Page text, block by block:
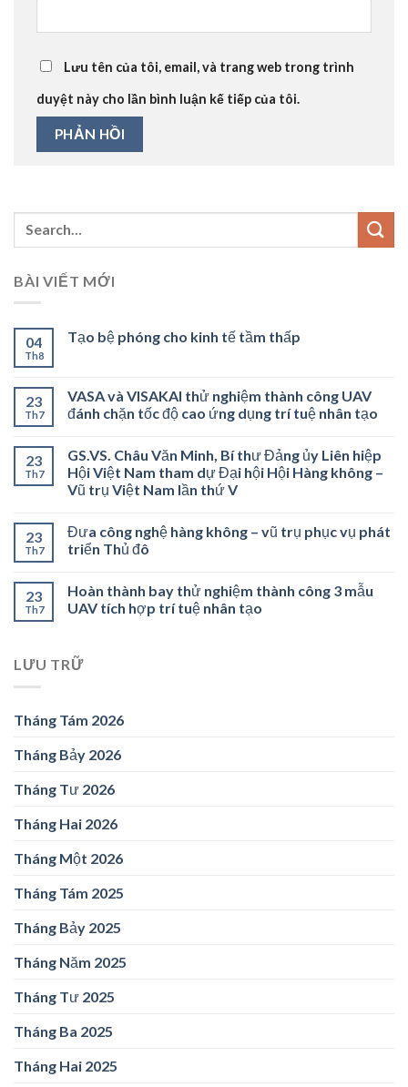
Lưu tên của tôi, email, và trang web trong trình
duyệt này cho lần bình luận kế tiếp của tôi.
BÀI VIẾT MỚI
04
Th8
Tạo bệ phóng cho kinh tế tầm thấp
23
Th7
VASA và VISAKAI thử nghiệm thành công UAV
đánh chặn tốc độ cao ứng dụng trí tuệ nhân tạo
23
Th7
GS.VS. Châu Văn Minh, Bí thư Đảng ủy Liên hiệp
Hội Việt Nam tham dự Đại hội Hội Hàng không –
Vũ trụ Việt Nam lần thứ V
23
Th7
Đưa công nghệ hàng không – vũ trụ phục vụ phát
triển Thủ đô
23
Th7
Hoàn thành bay thử nghiệm thành công 3 mẫu
UAV tích hợp trí tuệ nhân tạo
LƯU TRỮ
Tháng Tám 2026
Tháng Bảy 2026
Tháng Tư 2026
Tháng Hai 2026
Tháng Một 2026
Tháng Tám 2025
Tháng Bảy 2025
Tháng Năm 2025
Tháng Tư 2025
Tháng Ba 2025
Tháng Hai 2025